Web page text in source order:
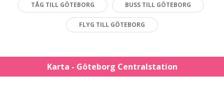
TÅG TILL GÖTEBORG BUSS TILL GÖTEBORG
FLYG TILL GÖTEBORG
Karta - Göteborg Centralstation